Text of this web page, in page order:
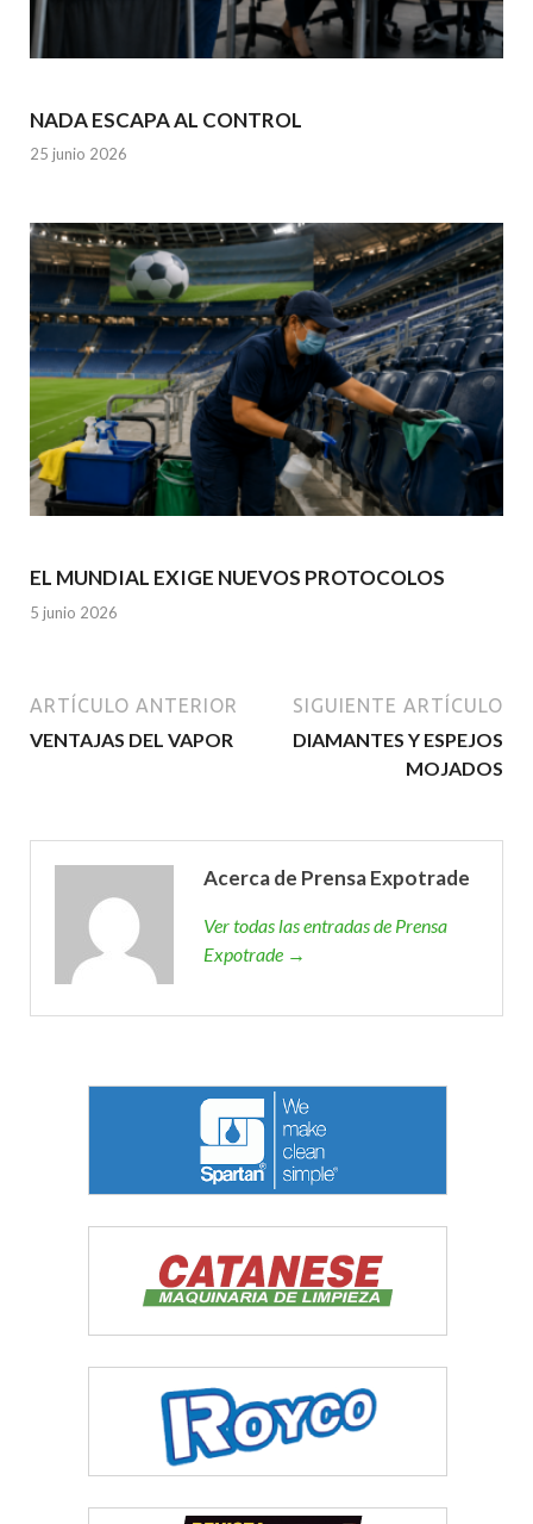
NADA ESCAPA AL CONTROL
25 junio 2026
EL MUNDIAL EXIGE NUEVOS PROTOCOLOS
5 junio 2026
ARTÍCULO ANTERIOR
VENTAJAS DEL VAPOR
SIGUIENTE ARTÍCULO
DIAMANTES Y ESPEJOS
MOJADOS
Acerca de Prensa Expotrade
Ver todas las entradas de Prensa
Expotrade →